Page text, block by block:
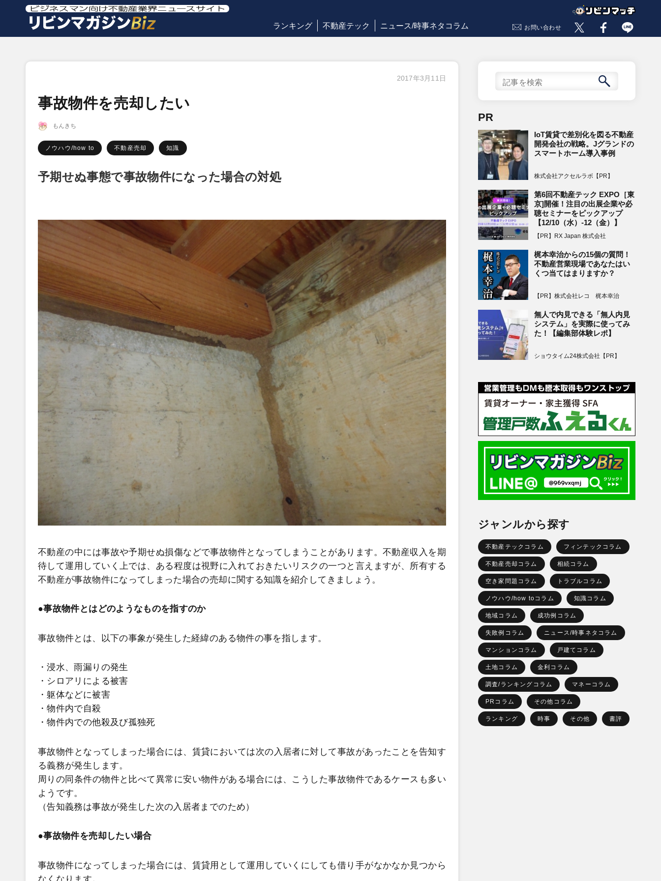
ランキング 不動産テック ニュース/時事ネタコラム お問い合わせ
2017年3月11日
事故物件を売却したい
もんきち
ノウハウ/how to 不動産売却 知識
予期せぬ事態で事故物件になった場合の対処
不動産の中には事故や予期せぬ損傷などで事故物件となってしまうことがあります。不動産収入を期
待して運用していく上では、ある程度は視野に入れておきたいリスクの一つと言えますが、所有する
不動産が事故物件になってしまった場合の売却に関する知識を紹介してきましょう。
●事故物件とはどのようなものを指すのか
事故物件とは、以下の事象が発生した経緯のある物件の事を指します。
・浸水、雨漏りの発生
・シロアリによる被害
・躯体などに被害
・物件内で自殺
・物件内での他殺及び孤独死
事故物件となってしまった場合には、賃貸においては次の入居者に対して事故があったことを告知す
る義務が発生します。
周りの同条件の物件と比べて異常に安い物件がある場合には、こうした事故物件であるケースも多い
ようです。
（告知義務は事故が発生した次の入居者までのため）
●事故物件を売却したい場合
事故物件になってしまった場合には、賃貸用として運用していくにしても借り手がなかなか見つから
なくなります。
PR
IoT賃貸で差別化を図る不動産
開発会社の戦略。Jグランドの
スマートホーム導入事例
株式会社アクセルラボ【PR】
第6回不動産テック EXPO［東
京]開催！注目の出展企業や必
聴セミナーをピックアップ
【12/10（水）-12（金）】
【PR】RX Japan 株式会社
梶本幸治からの15個の質問！
不動産営業現場であなたはい
くつ当てはまりますか？
【PR】株式会社レコ 梶本幸治
無人で内見できる「無人内見
システム」を実際に使ってみ
た！【編集部体験レポ】
ショウタイム24株式会社【PR】
ジャンルから探す
不動産テックコラム フィンテックコラム
不動産売却コラム 相続コラム
空き家問題コラム トラブルコラム
ノウハウ/how toコラム 知識コラム
地域コラム 成功例コラム
失敗例コラム ニュース/時事ネタコラム
マンションコラム 戸建てコラム
土地コラム 金利コラム
調査/ランキングコラム マネーコラム
PRコラム その他コラム
ランキング 時事 その他 書評